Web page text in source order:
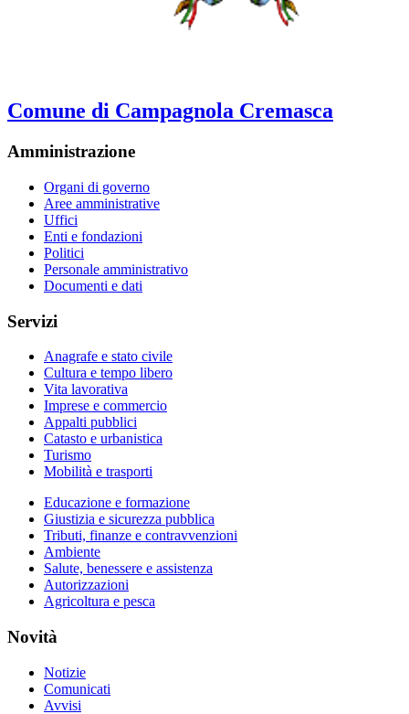
Comune di Campagnola Cremasca
Amministrazione
Organi di governo
Aree amministrative
Uffici
Enti e fondazioni
Politici
Personale amministrativo
Documenti e dati
Servizi
Anagrafe e stato civile
Cultura e tempo libero
Vita lavorativa
Imprese e commercio
Appalti pubblici
Catasto e urbanistica
Turismo
Mobilità e trasporti
Educazione e formazione
Giustizia e sicurezza pubblica
Tributi, finanze e contravvenzioni
Ambiente
Salute, benessere e assistenza
Autorizzazioni
Agricoltura e pesca
Novità
Notizie
Comunicati
Avvisi